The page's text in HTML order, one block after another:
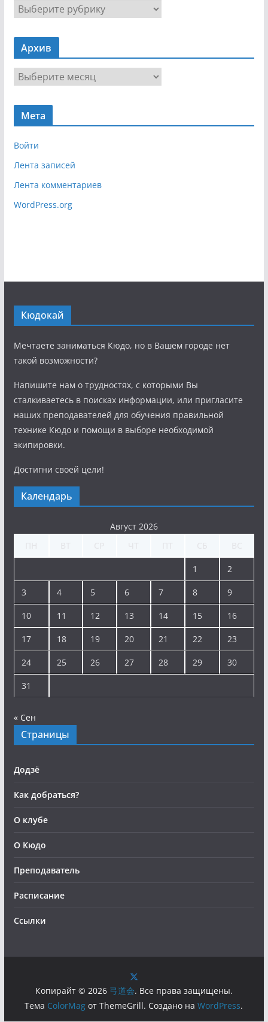
Н
а
в
г
я
Архив
р
х
Мета
Войти
Лента записей
Лента комментариев
WordPress.org
Кюдокай
Мечтаете заниматься Кюдо, но в Вашем городе нет
такой возможности?
Напишите нам о трудностях, с которыми Вы
сталкиваетесь в поисках информации, или пригласите
наших преподавателей для обучения правильной
технике Кюдо и помощи в выборе необходимой
экипировки.
Достигни своей цели!
Календарь
Август 2026
1 2
3 4 5 6 7 8 9
10 11 12 13 14 15 16
17 18 19 20 21 22 23
24 25 26 27 28 29 30
31
« Сен
Страницы
Додзё
Как добраться?
О клубе
О Кюдо
Преподаватель
Расписание
Ссылки
Копирайт © 2026 弓道会. Все права защищены.
Тема ColorMag от ThemeGrill. Создано наWordPress.